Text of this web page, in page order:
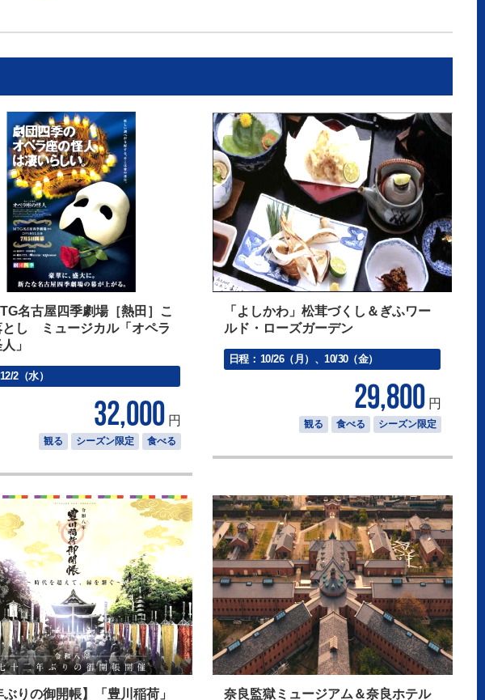
名古屋四季劇場［熱田］こ
とし ミュージカル「オペラ
」
12/2（水）
32,000 円
観る シーズン限定 食べる
「よしかわ」松茸づくし＆ぎふワー
ルド・ローズガーデン
日程： 10/26（月）、10/30（金）
29,800 円
観る 食べる シーズン限定
ぶりの御開帳】「豊川稲荷」 奈良監獄ミュージアム＆奈良ホテル